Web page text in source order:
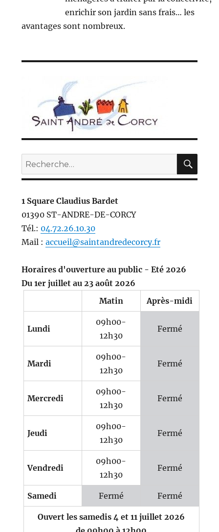
enrichir son jardin sans frais… les
avantages sont nombreux.
Recherche
pour :
1 Square Claudius Bardet
01390 ST-ANDRE-DE-CORCY
Tél.: 04.72.26.10.30
Mail : accueil@saintandredecorcy.fr
Horaires d'ouverture au public - Eté 2026
Du 1er juillet au 23 août 2026
Matin
Après-midi
Lundi
09h00-
12h30
Fermé
Mardi
09h00-
12h30
Fermé
Mercredi
09h00-
12h30
Fermé
Jeudi
09h00-
12h30
Fermé
Vendredi
09h00-
12h30
Fermé
Samedi Fermé Fermé
Ouvert les samedis 4 et 11 juillet 2026